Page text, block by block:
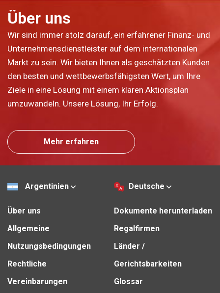
Über uns
Wir sind immer stolz darauf, ein erfahrener Finanz- und
Unternehmensdienstleister auf dem internationalen
Markt zu sein. Wir bieten Ihnen als geschätzten Kunden
den besten und wettbewerbsfähigsten Wert, um Ihre
Ziele in eine Lösung mit einem klaren Aktionsplan
umzuwandeln. Unsere Lösung, Ihr Erfolg.
Mehr erfahren
Argentinien Deutsche
Über uns
Allgemeine
Nutzungsbedingungen
Rechtliche
Vereinbarungen
Dokumente herunterladen
Regalfirmen
Länder /
Gerichtsbarkeiten
Glossar